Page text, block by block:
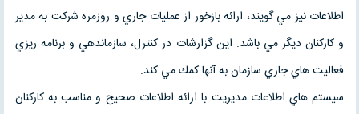
اطلاعات نيز مي گويند، ارائه بازخور از عمليات جاري و روزمره شركت به مدير
و كاركنان ديگر مي باشد. اين گزارشات در كنترل، سازماندهي و برنامه ريزي
فعاليت هاي جاري سازمان به آنها كمك مي كند.
سيستم هاي اطلاعات مديريت با ارائه اطلاعات صحيح و مناسب به كاركنان